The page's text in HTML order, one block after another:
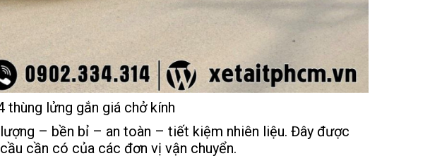
thùng lửng gắn giá chở kính
– bền bỉ – an toàn – tiết kiệm nhiên liệu. Đây được
cần có của các đơn vị vận chuyển.